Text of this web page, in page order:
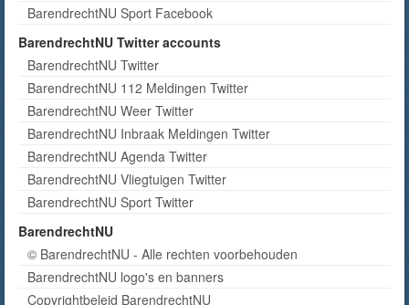
BarendrechtNU Sport Facebook
BarendrechtNU Twitter accounts
BarendrechtNU Twitter
BarendrechtNU 112 Meldingen Twitter
BarendrechtNU Weer Twitter
BarendrechtNU Inbraak Meldingen Twitter
BarendrechtNU Agenda Twitter
BarendrechtNU Vliegtuigen Twitter
BarendrechtNU Sport Twitter
BarendrechtNU
© BarendrechtNU - Alle rechten voorbehouden
BarendrechtNU logo's en banners
Copyrightbeleid BarendrechtNU